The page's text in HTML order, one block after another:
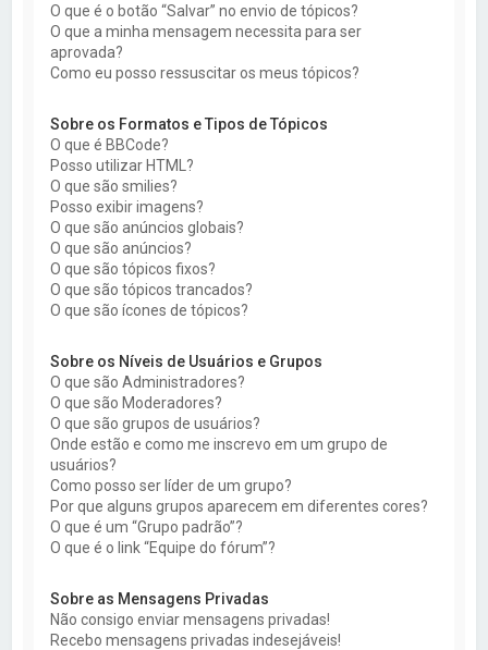
O que é o botão “Salvar” no envio de tópicos?
O que a minha mensagem necessita para ser
aprovada?
Como eu posso ressuscitar os meus tópicos?
Sobre os Formatos e Tipos de Tópicos
O que é BBCode?
Posso utilizar HTML?
O que são smilies?
Posso exibir imagens?
O que são anúncios globais?
O que são anúncios?
O que são tópicos fixos?
O que são tópicos trancados?
O que são ícones de tópicos?
Sobre os Níveis de Usuários e Grupos
O que são Administradores?
O que são Moderadores?
O que são grupos de usuários?
Onde estão e como me inscrevo em um grupo de
usuários?
Como posso ser líder de um grupo?
Por que alguns grupos aparecem em diferentes cores?
O que é um “Grupo padrão”?
O que é o link “Equipe do fórum”?
Sobre as Mensagens Privadas
Não consigo enviar mensagens privadas!
Recebo mensagens privadas indesejáveis!